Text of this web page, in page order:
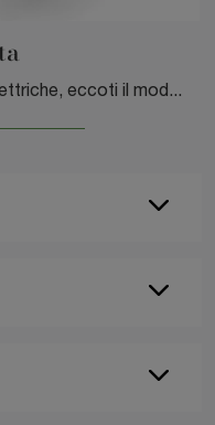
Se sei alla ricerca di reti letto elettriche, eccoti il modello Concreta di DEM armonie del sonno per ultimare la camera da letto.